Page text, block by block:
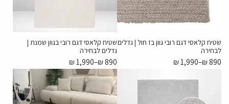
שטיח קלאסי דגם רובי גוון בז חול | גדלים
לבחירה
₪890
–
₪1,990
שטיח קלאסי דגם רובי בגוון שמנת |
גדלים לבחירה
₪890
–
₪1,990